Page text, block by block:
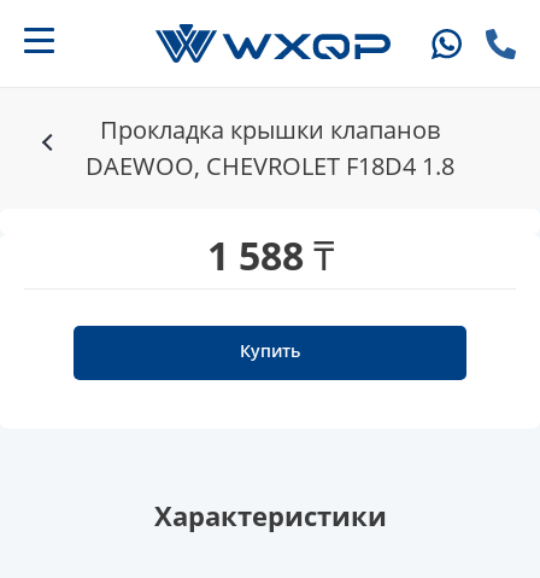
Прокладка крышки клапанов
DAEWOO, CHEVROLET F18D4 1.8
1 588 ₸
Купить
Характеристики